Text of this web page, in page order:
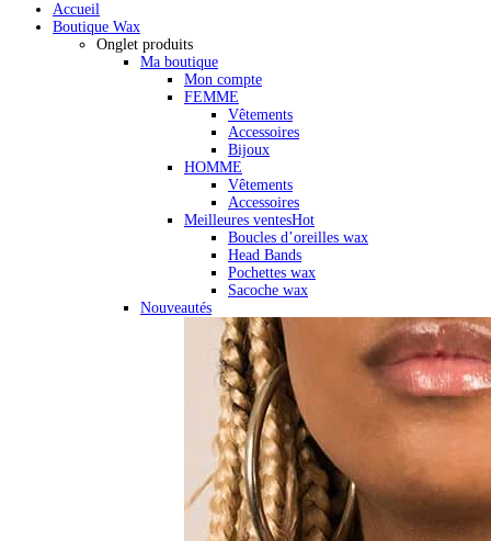
Accueil
Boutique Wax
Onglet produits
Ma boutique
Mon compte
FEMME
Vêtements
Accessoires
Bijoux
HOMME
Vêtements
Accessoires
Meilleures ventesHot
Boucles d’oreilles wax
Head Bands
Pochettes wax
Sacoche wax
Nouveautés